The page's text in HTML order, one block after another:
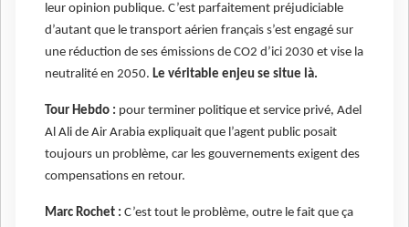
leur opinion publique. C’est parfaitement préjudiciable
d’autant que le transport aérien français s’est engagé sur
une réduction de ses émissions de CO2 d’ici 2030 et vise la
neutralité en 2050. Le véritable enjeu se situe là.
Tour Hebdo : pour terminer politique et service privé, Adel
Al Ali de Air Arabia expliquait que l’agent public posait
toujours un problème, car les gouvernements exigent des
compensations en retour.
Marc Rochet : C’est tout le problème, outre le fait que ça